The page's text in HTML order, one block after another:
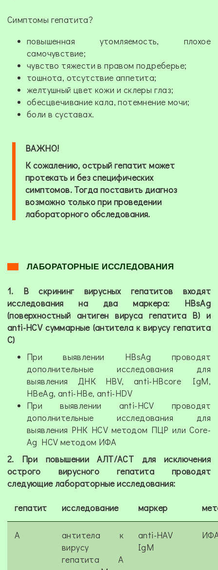
Симптомы гепатита?
повышенная утомляемость, плохое
самочувствие;
чувство тяжести в правом подреберье;
тошнота, отсутствие аппетита;
желтушный цвет кожи и склеры глаз;
обесцвечивание кала, потемнение мочи;
боли в суставах.
ВАЖНО!
К сожалению, острый гепатит может
протекать и без специфических
симптомов. Тогда поставить диагноз
возможно только при проведении
лабораторного обследования.
ЛАБОРАТОРНЫЕ ИССЛЕДОВАНИЯ
1. В скрининг вирусных гепатитов входят
исследования на два маркера: HBsAg
(поверхностный антиген вируса гепатита В) и
anti-HCV суммарные (антитела к вирусу гепатита
С)
При выявлении HBsAg проводят
дополнительные исследования для
выявления ДНК HBV, anti-HBcore IgM,
HBeAg, anti-HBe, anti-HDV
При выявлении anti-HCV проводят
дополнительные исследования для
выявления РНК HCV методом ПЦР или Core-
Аg HCV методом ИФА
2. При повышении АЛТ/АСТ для исключения
острого вирусного гепатита проводят
следующие лабораторные исследования:
гепатит исследование маркер
A
антитела к
вирусу
гепатита А
anti-HAV
IgM